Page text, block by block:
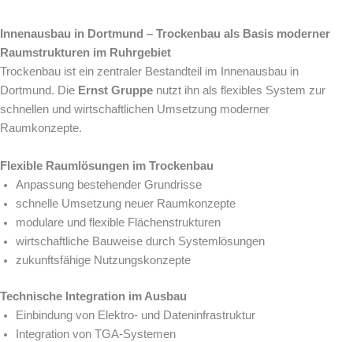
Innenausbau in Dortmund – Trockenbau als Basis moderner
Raumstrukturen im Ruhrgebiet
Trockenbau ist ein zentraler Bestandteil im Innenausbau in
Dortmund. Die Ernst Gruppe nutzt ihn als flexibles System zur
schnellen und wirtschaftlichen Umsetzung moderner
Raumkonzepte.
Flexible Raumlösungen im Trockenbau
Anpassung bestehender Grundrisse
schnelle Umsetzung neuer Raumkonzepte
modulare und flexible Flächenstrukturen
wirtschaftliche Bauweise durch Systemlösungen
zukunftsfähige Nutzungskonzepte
Technische Integration im Ausbau
Einbindung von Elektro- und Dateninfrastruktur
Integration von TGA-Systemen